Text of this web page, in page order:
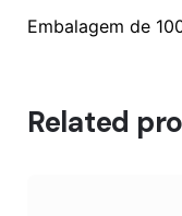
Embalagem de
Related